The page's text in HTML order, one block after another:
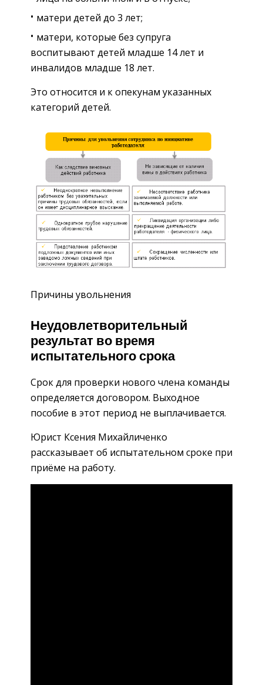
матери детей до 3 лет;
матери, которые без супруга
воспитывают детей младше 14 лет и
инвалидов младше 18 лет.
Это относится и к опекунам указанных
категорий детей.
Причины увольнения
Неудовлетворительный
результат во время
испытательного срока
Срок для проверки нового члена команды
определяется договором. Выходное
пособие в этот период не выплачивается.
Юрист Ксения Михайличенко
рассказывает об испытательном сроке при
приёме на работу.